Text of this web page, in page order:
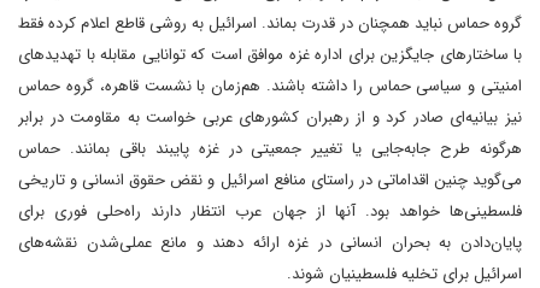
گروه حماس نباید همچنان در قدرت بماند. اسرائیل به روشی قاطع اعلام کرده‌ فقط
با ساختارهای جایگزین برای اداره غزه موافق است که توانایی مقابله با تهدیدهای
امنیتی و سیاسی حماس را داشته باشند. هم‌زمان با نشست قاهره، گروه حماس
نیز بیانیه‌ای صادر کرد و از رهبران کشورهای عربی خواست‌ به مقاومت در برابر
هرگونه طرح جابه‌جایی یا تغییر جمعیتی در غزه پایبند باقی بمانند. حماس
می‌گوید چنین اقداماتی در راستای منافع اسرائیل و نقض حقوق انسانی و تاریخی
فلسطینی‌ها خواهد بود. آنها از جهان عرب انتظار دارند راه‌حلی فوری برای
پایان‌دادن به بحران انسانی در غزه ارائه دهند و مانع عملی‌شدن نقشه‌های
اسرائیل برای تخلیه فلسطینیان شوند.